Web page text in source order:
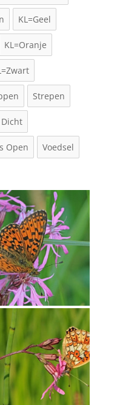
KL=Geel
KL=Oranje
Strepen
Open Voedsel